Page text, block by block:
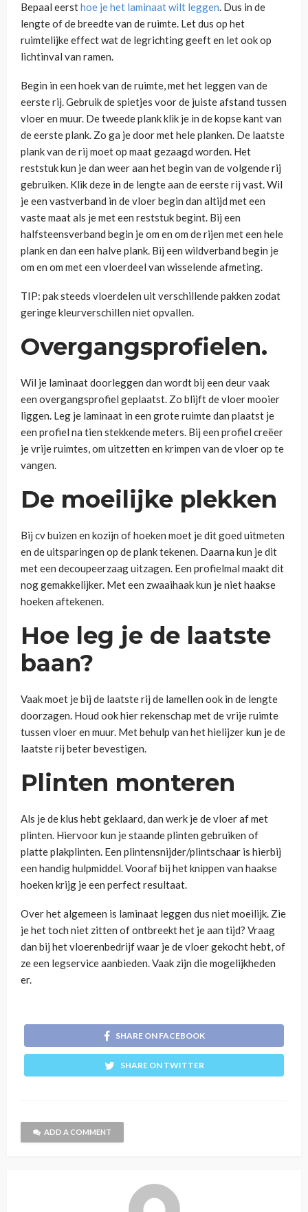
Bepaal eersthoe je het laminaat wilt leggen. Dus in de
lengte of de breedte van de ruimte. Let dus op het
ruimtelijke effect wat de legrichting geeft en let ook op
lichtinval van ramen.
Begin in een hoek van de ruimte, met het leggen van de
eerste rij. Gebruik de spietjes voor de juiste afstand tussen
vloer en muur. De tweede plank klik je in de kopse kant van
de eerste plank. Zo ga je door met hele planken. De laatste
plank van de rij moet op maat gezaagd worden. Het
reststuk kun je dan weer aan het begin van de volgende rij
gebruiken. Klik deze in de lengte aan de eerste rij vast. Wil
je een vastverband in de vloer begin dan altijd met een
vaste maat als je met een reststuk begint. Bij een
halfsteensverband begin je om en om de rijen met een hele
plank en dan een halve plank. Bij een wildverband begin je
om en om met een vloerdeel van wisselende afmeting.
TIP: pak steeds vloerdelen uit verschillende pakken zodat
geringe kleurverschillen niet opvallen.
Overgangsprofielen.
Wil je laminaat doorleggen dan wordt bij een deur vaak
een overgangsprofiel geplaatst. Zo blijft de vloer mooier
liggen. Leg je laminaat in een grote ruimte dan plaatst je
een profiel na tien stekkende meters. Bij een profiel creëer
je vrije ruimtes, om uitzetten en krimpen van de vloer op te
vangen.
De moeilijke plekken
Bij cv buizen en kozijn of hoeken moet je dit goed uitmeten
en de uitsparingen op de plank tekenen. Daarna kun je dit
met een decoupeerzaag uitzagen. Een profielmal maakt dit
nog gemakkelijker. Met een zwaaihaak kun je niet haakse
hoeken aftekenen.
Hoe leg je de laatste
baan?
Vaak moet je bij de laatste rij de lamellen ook in de lengte
doorzagen. Houd ook hier rekenschap met de vrije ruimte
tussen vloer en muur. Met behulp van het hielijzer kun je de
laatste rij beter bevestigen.
Plinten monteren
Als je de klus hebt geklaard, dan werk je de vloer af met
plinten. Hiervoor kun je staande plinten gebruiken of
platte plakplinten. Een plintensnijder/plintschaar is hierbij
een handig hulpmiddel. Vooraf bij het knippen van haakse
hoeken krijg je een perfect resultaat.
Over het algemeen is laminaat leggen dus niet moeilijk. Zie
je het toch niet zitten of ontbreekt het je aan tijd? Vraag
dan bij het vloerenbedrijf waar je de vloer gekocht hebt, of
ze een legservice aanbieden. Vaak zijn die mogelijkheden
er.
SHARE ON FACEBOOK
SHARE ON TWITTER
ADD A COMMENT